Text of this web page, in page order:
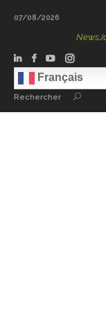
07/08/2026
Français
Rechercher